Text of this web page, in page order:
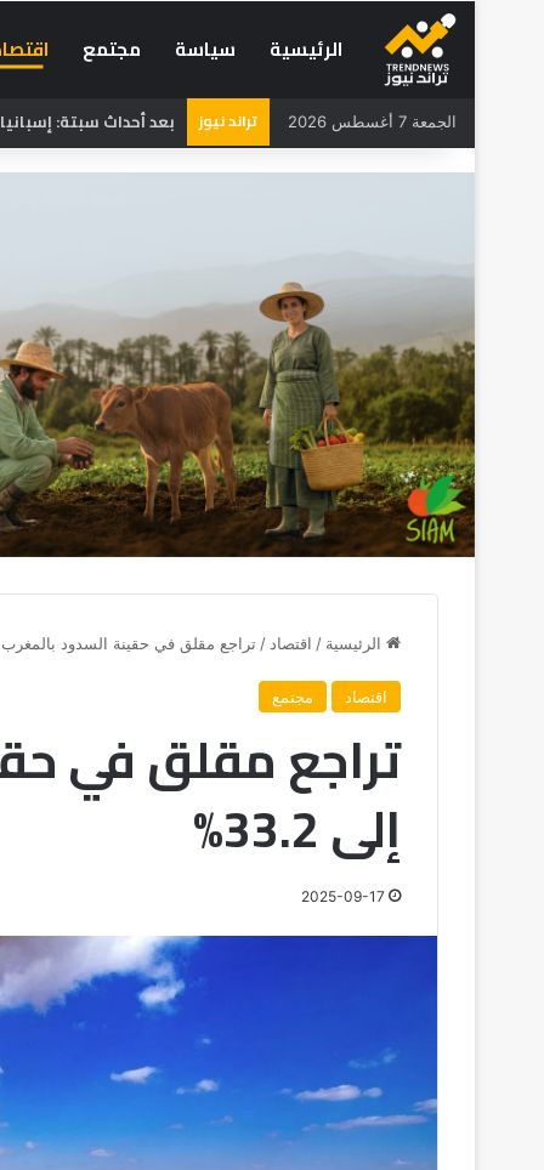
الرئيسية سياسة مجتمع
الجمعة 7 أغسطس 2026 تراند نيوز بعد أحداث سبتة:
الرئيسية / اقتصاد / تراجع مقلق في حقينة السدود بالمغرب إلى
اقتصاد مجتمع
تراجع مقلق في
إلى 33.2%
2025-09-17